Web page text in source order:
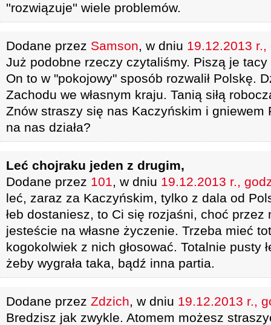
''rozwiązuje'' wiele problemów.
Dodane przez Samson, w dniu 19.12.2013
Już podobne rzeczy czytaliśmy. Piszą je
On to w "pokojowy" sposób rozwalił Polskę.
Zachodu we własnym kraju. Tanią siłą
Znów straszy się nas Kaczyńskim i gniewem
na nas działa?
Leć chojraku jeden z drugim,
Dodane przez 101, w dniu 19.12.2013 r.,
leć, zaraz za Kaczyńskim, tylko z dala od
łeb dostaniesz, to Ci się rozjaśni, choć przez
jesteście na własne życzenie. Trzeba mieć
kogokolwiek z nich głosować. Totalnie pusty
żeby wygrała taka, bądź inna partia.
Dodane przez Zdzich, w dniu 19.12.2013 r.,
Bredzisz jak zwykle. Atomem możesz